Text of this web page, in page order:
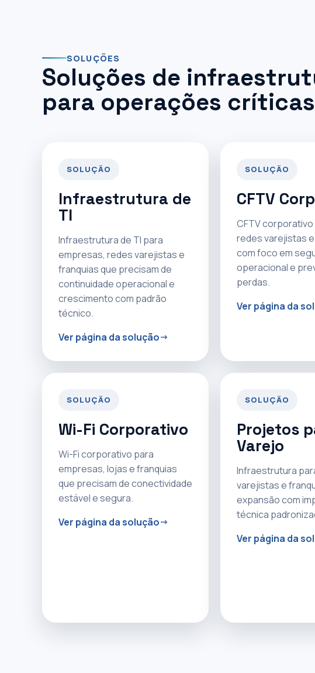
SOLUÇÕES
Soluções de
para operações críticas
SOLUÇÃO
Infraestrutura de
TI
Infraestrutura de TI para
empresas, redes varejistas e
franquias que precisam de
continuidade operacional e
crescimento com padrão
técnico.
Ver página da solução
SOLUÇÃO
CFTV
CFTV corporativo
redes varejistas
com foco em
operacional e
perdas.
Ver página da
SOLUÇÃO
Wi-Fi Corporativo
Wi-Fi corporativo para
empresas, lojas e franquias
que precisam de conectividade
estável e segura.
Ver página da solução
SOLUÇÃO
Projetos
Varejo
Infraestrutura
varejistas e
expansão com
técnica
Ver página da